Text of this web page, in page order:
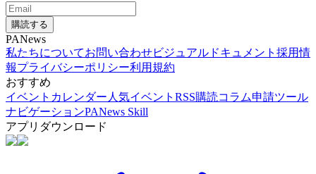
購読する
PANews
私たちについてお問い合わせビジュアルドキュメント 採用情
報プライバシーポリシー利用規約
おすすめ
イベントカレンダー 人気イベント RSS購読コラム申請ツール
ナビゲーションPANews Skill
アプリダウンロード